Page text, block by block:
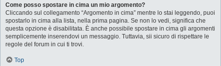
Come posso spostare in cima un mio argomento?
Cliccando sul collegamento “Argomento in cima” mentre lo stai leggendo, puoi
spostarlo in cima alla lista, nella prima pagina. Se non lo vedi, significa che
questa opzione è disabilitata. È anche possibile spostare in cima gli argomenti
semplicemente inserendovi un messaggio. Tuttavia, sii sicuro di rispettare le
regole del forum in cui ti trovi.
Top